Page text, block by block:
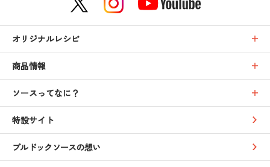
オリジナルレシピ
商品情報
ソースってなに？
特設サイト
ブルドックソースの想い